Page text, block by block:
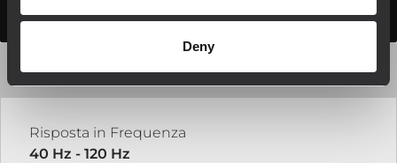
Deny
SPECIFICHE TECNICHE
SPECIFICHE ACUSTICHE
Risposta in Frequenza
40 Hz - 120 Hz